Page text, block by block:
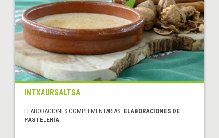
INTXAURSALTSA
ELABORACIONES COMPLEMENTARIAS: ELABORACIONES DE
PASTELERÍA